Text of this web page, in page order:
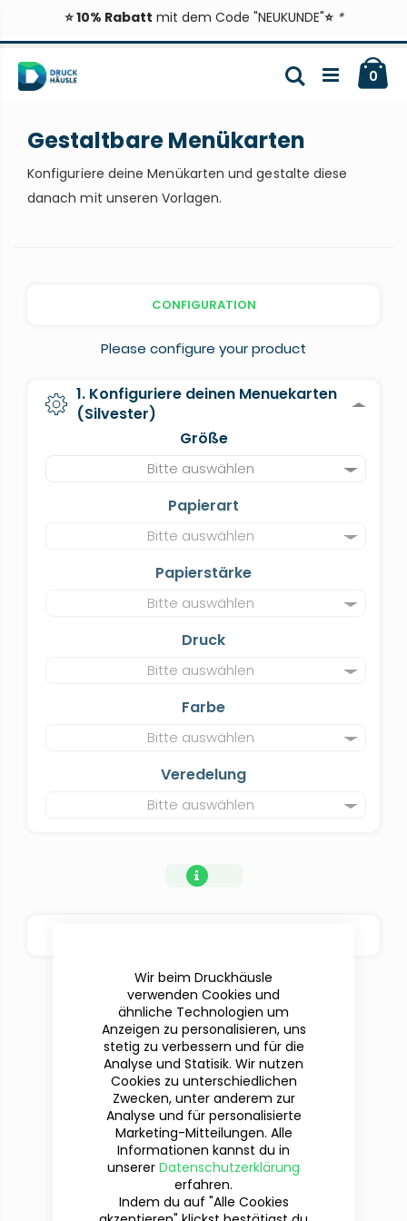
⭐ 10% Rabatt mit dem Code "NEUKUNDE"⭐ *
Inhalt
springen
0
Suche
Gestaltbare Menükarten
Konfiguriere deine Menükarten und gestalte diese
danach mit unseren Vorlagen.
CONFIGURATION
Please configure your product
1. Konfiguriere deinen Menuekarten
(Silvester)
Größe
Bitte auswählen
Papierart
Bitte auswählen
Papierstärke
Bitte auswählen
Druck
Bitte auswählen
Farbe
Bitte auswählen
Veredelung
Bitte auswählen
Du hast Fragen?
Wir sind für dich da!
Wir beim Druckhäusle
verwenden Cookies und
ähnliche Technologien um
Anzeigen zu personalisieren, uns
stetig zu verbessern und für die
Analyse und Statisik. Wir nutzen
Cookies zu unterschiedlichen
Zwecken, unter anderem zur
Analyse und für personalisierte
Marketing-Mitteilungen. Alle
Informationen kannst du in
unserer Datenschutzerklärung
erfahren.
Indem du auf "Alle Cookies